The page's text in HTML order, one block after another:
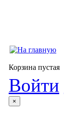
Корзина пустая
Войти
×